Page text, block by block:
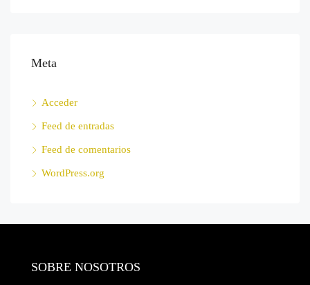
Meta
Acceder
Feed de entradas
Feed de comentarios
WordPress.org
SOBRE NOSOTROS